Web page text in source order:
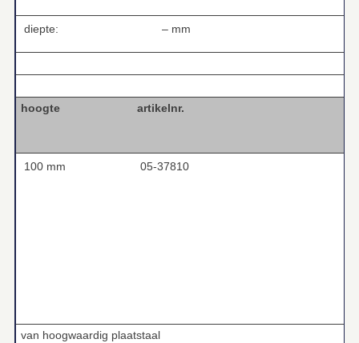
diepte: – mm
hoogte artikelnr.
100 mm 05-37810
van hoogwaardig plaatstaal